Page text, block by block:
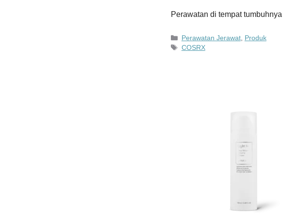
Perawatan di tempat
Kategori
Perawatan Jerawat, Produk
Tag
COSRX